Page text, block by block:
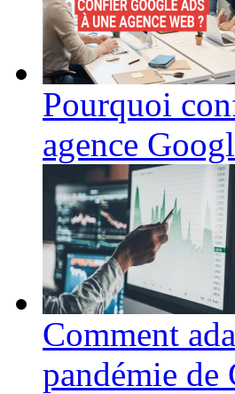
Pourquoi
agence
Comment
pandémie